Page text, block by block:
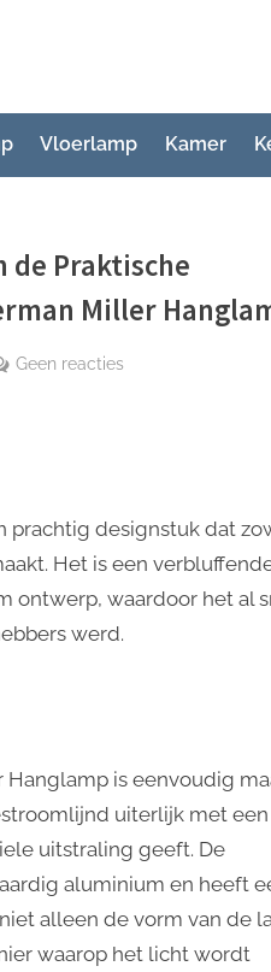
Vloerlamp Kamer
de Praktische
Miller
Geen reacties
Praktische
Functionaliteit
van
prachtig designstuk dat
Het is een
ontwerp, waardoor het al
werd.
is eenvoudig
uiterlijk met een
uitstraling geeft. De
aluminium en heeft
alleen de vorm van de
waarop het licht wordt